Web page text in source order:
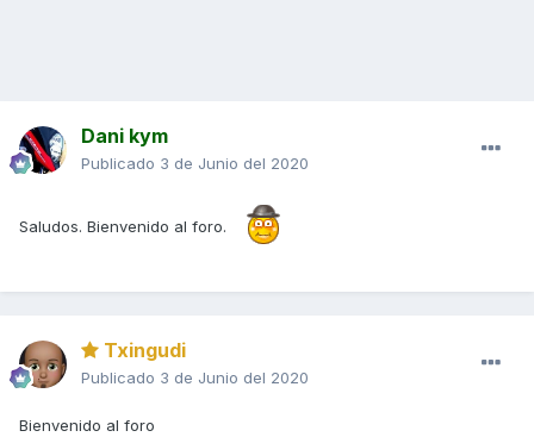
Dani kym
Publicado 3 de Junio del 2020
Saludos. Bienvenido al foro.
Txingudi
Publicado 3 de Junio del 2020
Bienvenido al foro